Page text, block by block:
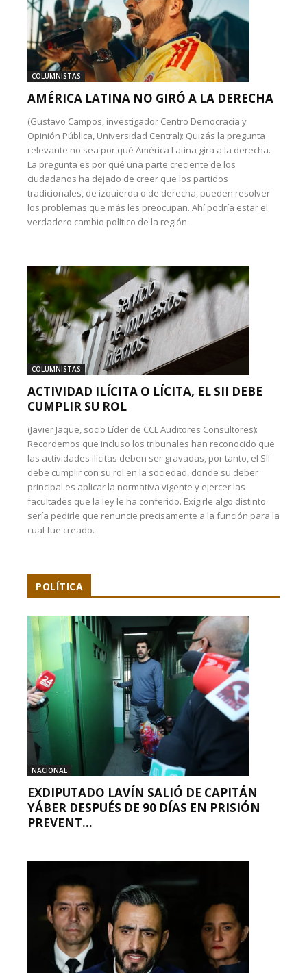
COLUMNISTAS
AMÉRICA LATINA NO GIRÓ A LA DERECHA
(Gustavo Campos, investigador Centro Democracia y
Opinión Pública, Universidad Central): Quizás la pregunta
relevante no sea por qué América Latina gira a la derecha.
La pregunta es por qué una parte creciente de los
ciudadanos ha dejado de creer que los partidos
tradicionales, de izquierda o de derecha, pueden resolver
los problemas que más les preocupan. Ahí podría estar el
verdadero cambio político de la región.
COLUMNISTAS
ACTIVIDAD ILÍCITA O LÍCITA, EL SII DEBE
CUMPLIR SU ROL
(Javier Jaque, socio Líder de CCL Auditores Consultores):
Recordemos que incluso los tribunales han reconocido que
las actividades ilícitas deben ser gravadas, por tanto, el SII
debe cumplir con su rol en la sociedad, donde su deber
principal es aplicar la normativa vigente y ejercer las
facultades que la ley le ha conferido. Exigirle algo distinto
sería pedirle que renuncie precisamente a la función para la
cual fue creado.
POLÍTICA
NACIONAL
EXDIPUTADO LAVÍN SALIÓ DE CAPITÁN
YÁBER DESPUÉS DE 90 DÍAS EN PRISIÓN
PREVENT...